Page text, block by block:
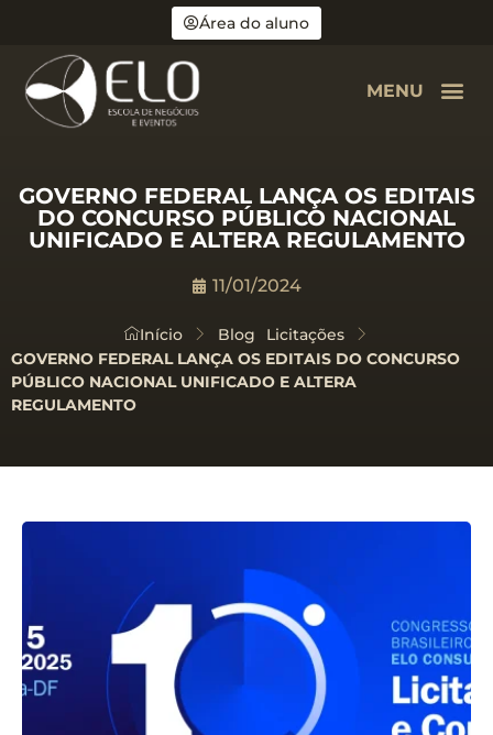
Área do aluno
MENU
GOVERNO FEDERAL LANÇA OS EDITAIS
DO CONCURSO PÚBLICO NACIONAL
UNIFICADO E ALTERA REGULAMENTO
11/01/2024
Início Blog
Licitações
GOVERNO FEDERAL LANÇA OS EDITAIS DO CONCURSO
PÚBLICO NACIONAL UNIFICADO E ALTERA
REGULAMENTO